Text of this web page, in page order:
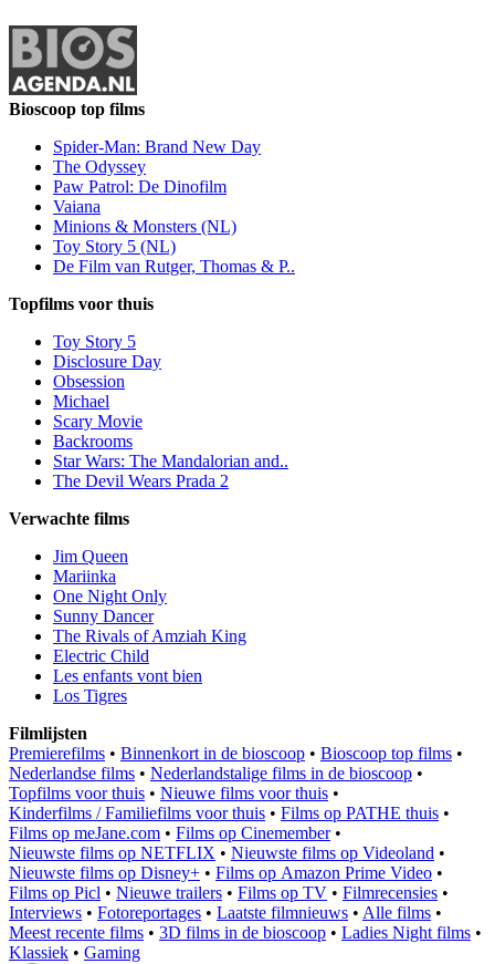
Bioscoop top films
Spider-Man: Brand New Day
The Odyssey
Paw Patrol: De Dinofilm
Vaiana
Minions & Monsters (NL)
Toy Story 5 (NL)
De Film van Rutger, Thomas & P..
Topfilms voor thuis
Toy Story 5
Disclosure Day
Obsession
Michael
Scary Movie
Backrooms
Star Wars: The Mandalorian and..
The Devil Wears Prada 2
Verwachte films
Jim Queen
Mariinka
One Night Only
Sunny Dancer
The Rivals of Amziah King
Electric Child
Les enfants vont bien
Los Tigres
Filmlijsten
Premierefilms • Binnenkort in de bioscoop • Bioscoop top films •
Nederlandse films • Nederlandstalige films in de bioscoop •
Topfilms voor thuis • Nieuwe films voor thuis •
Kinderfilms / Familiefilms voor thuis • Films op PATHE thuis •
Films op meJane.com • Films op Cinemember•
Nieuwste films op NETFLIX • Nieuwste films op Videoland •
Nieuwste films op Disney+ • Films op Amazon Prime Video •
Films op Picl • Nieuwe trailers • Films op TV • Filmrecensies •
Interviews • Fotoreportages • Laatste filmnieuws • Alle films •
Meest recente films • 3D films in de bioscoop • Ladies Night films •
Klassiek • Gaming